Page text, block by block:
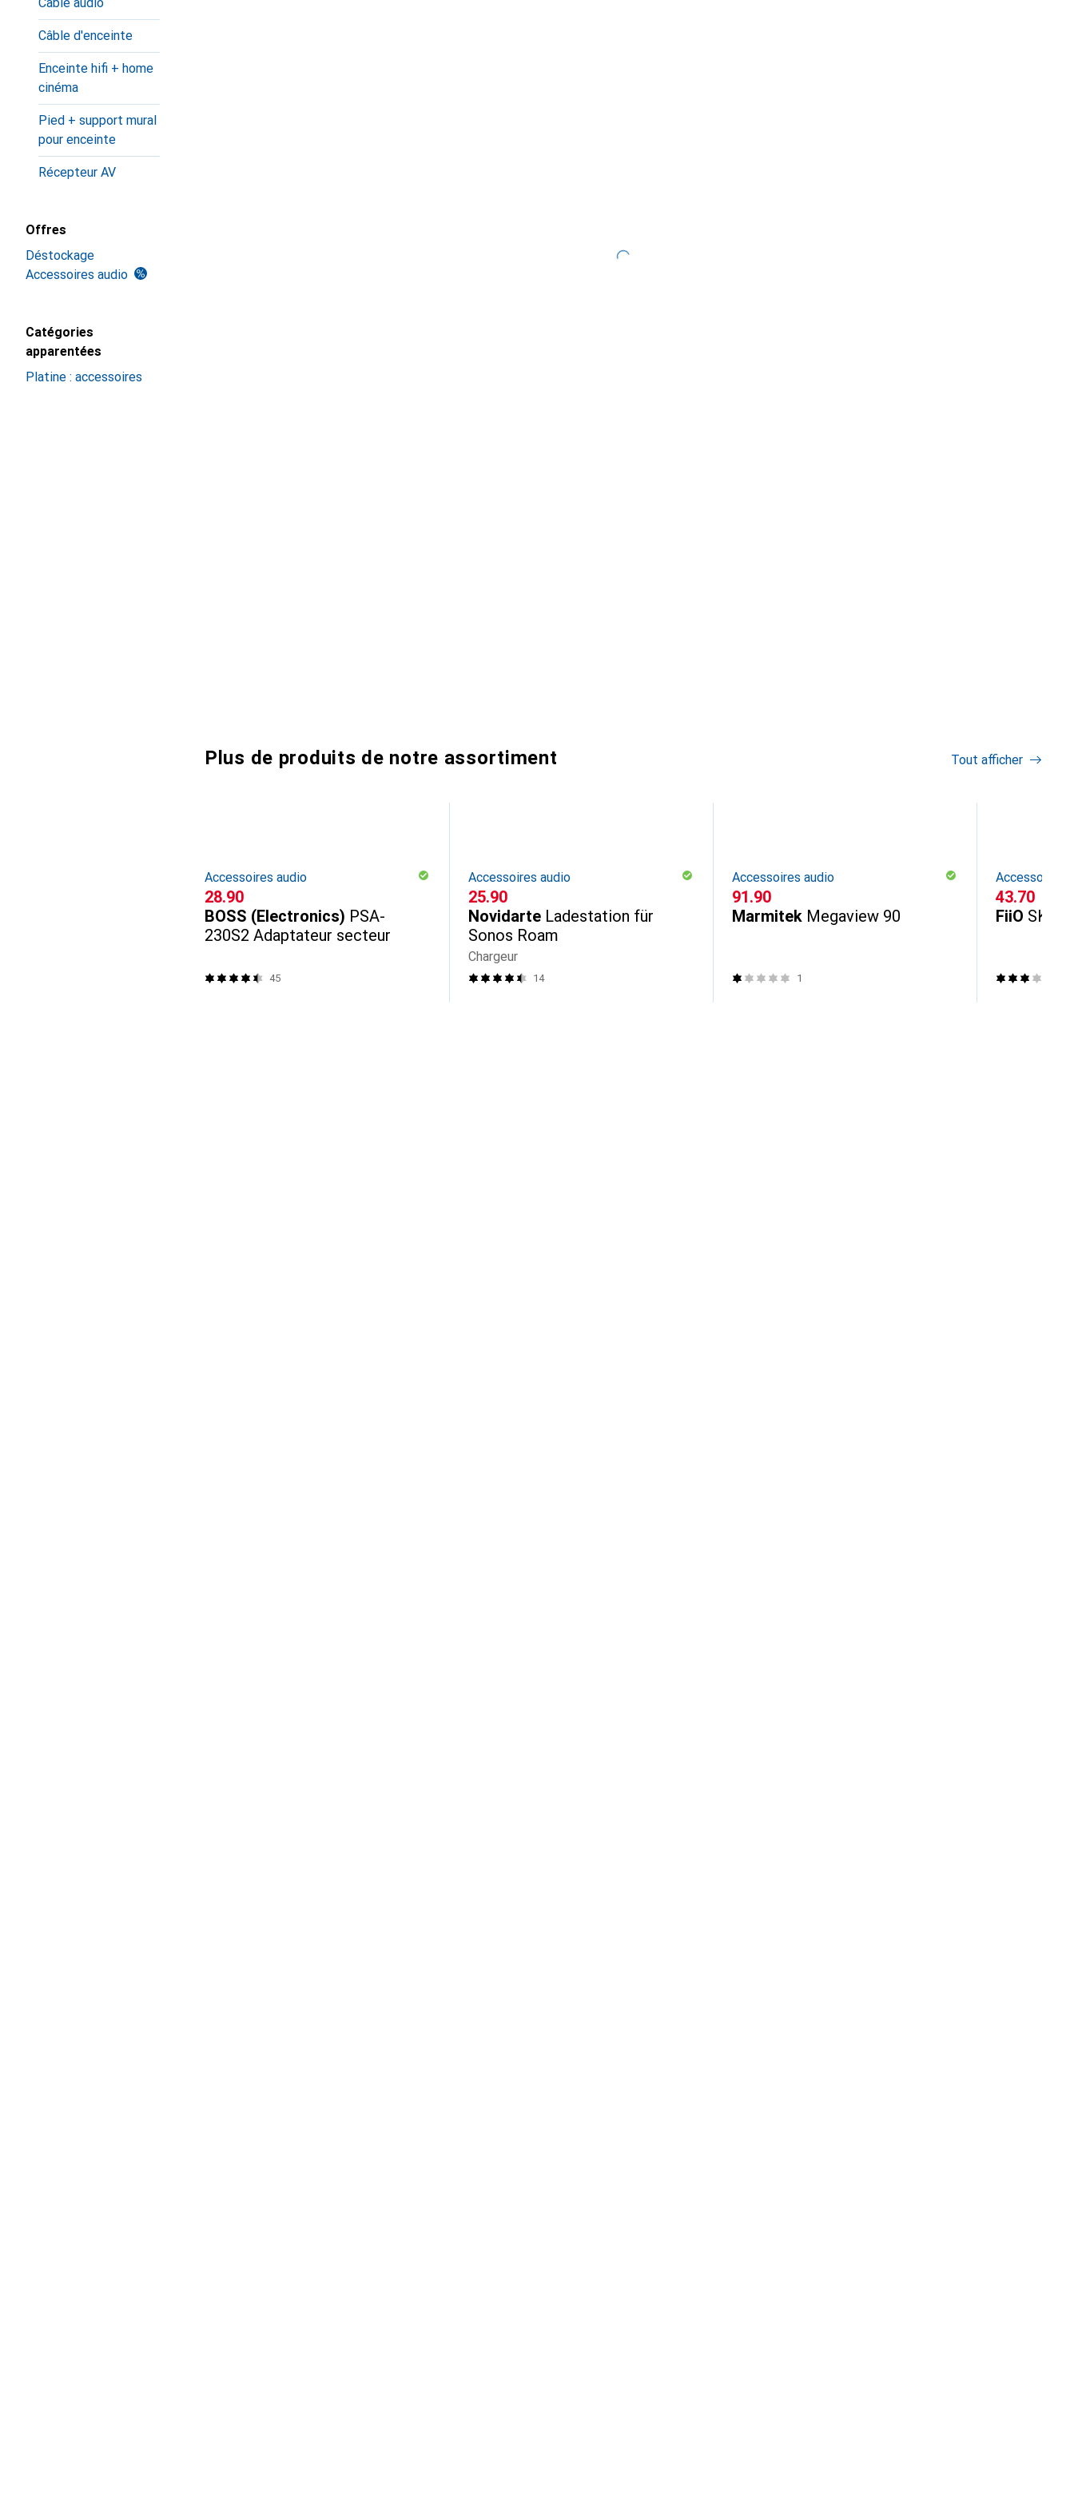
Câble d'enceinte
Enceinte hifi + home
cinéma
Pied + support mural
pour enceinte
Récepteur AV
Offres
Déstockage
Accessoires audio
Catégories
apparentées
Platine : accessoires
Plus de produits de notre assortiment Tout afficher
Accessoires audio
CHF
28.90
BOSS (Electronics) PSA-
230S2 Adaptateur secteur
45
Accessoires audio
CHF
25.90
Novidarte Ladestation für
Sonos Roam
Chargeur
14
Accessoires audio
CHF
91.90
Marmitek Megaview 90
1
Accessoires
CHF
43.70
FiiO SK-